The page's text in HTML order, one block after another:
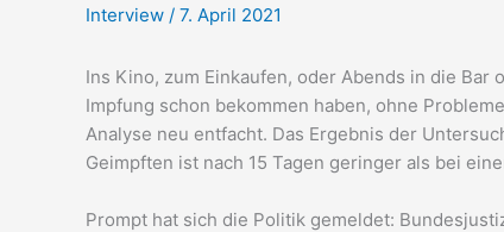
Interview / 7. April 2021
Ins Kino, zum Einkaufen, oder Abends in die
Impfung schon bekommen haben, ohne
Analyse neu entfacht. Das Ergebnis der
Geimpften ist nach 15 Tagen geringer als bei
Prompt hat sich die Politik gemeldet: